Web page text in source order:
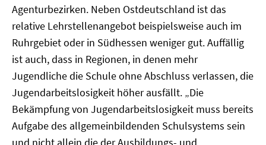
Agenturbezirken. Neben Ostdeutschland ist das
relative Lehrstellenangebot beispielsweise auch im
Ruhrgebiet oder in Südhessen weniger gut. Auffällig
ist auch, dass in Regionen, in denen mehr
Jugendliche die Schule ohne Abschluss verlassen, die
Jugendarbeitslosigkeit höher ausfällt. „Die
Bekämpfung von Jugendarbeitslosigkeit muss bereits
Aufgabe des allgemeinbildenden Schulsystems sein